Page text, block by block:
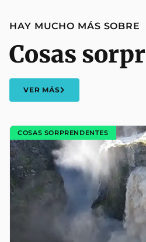
HAY MUCHO MÁS SOBRE
Cosas
VER MÁS
COSAS SORPRENDENTES